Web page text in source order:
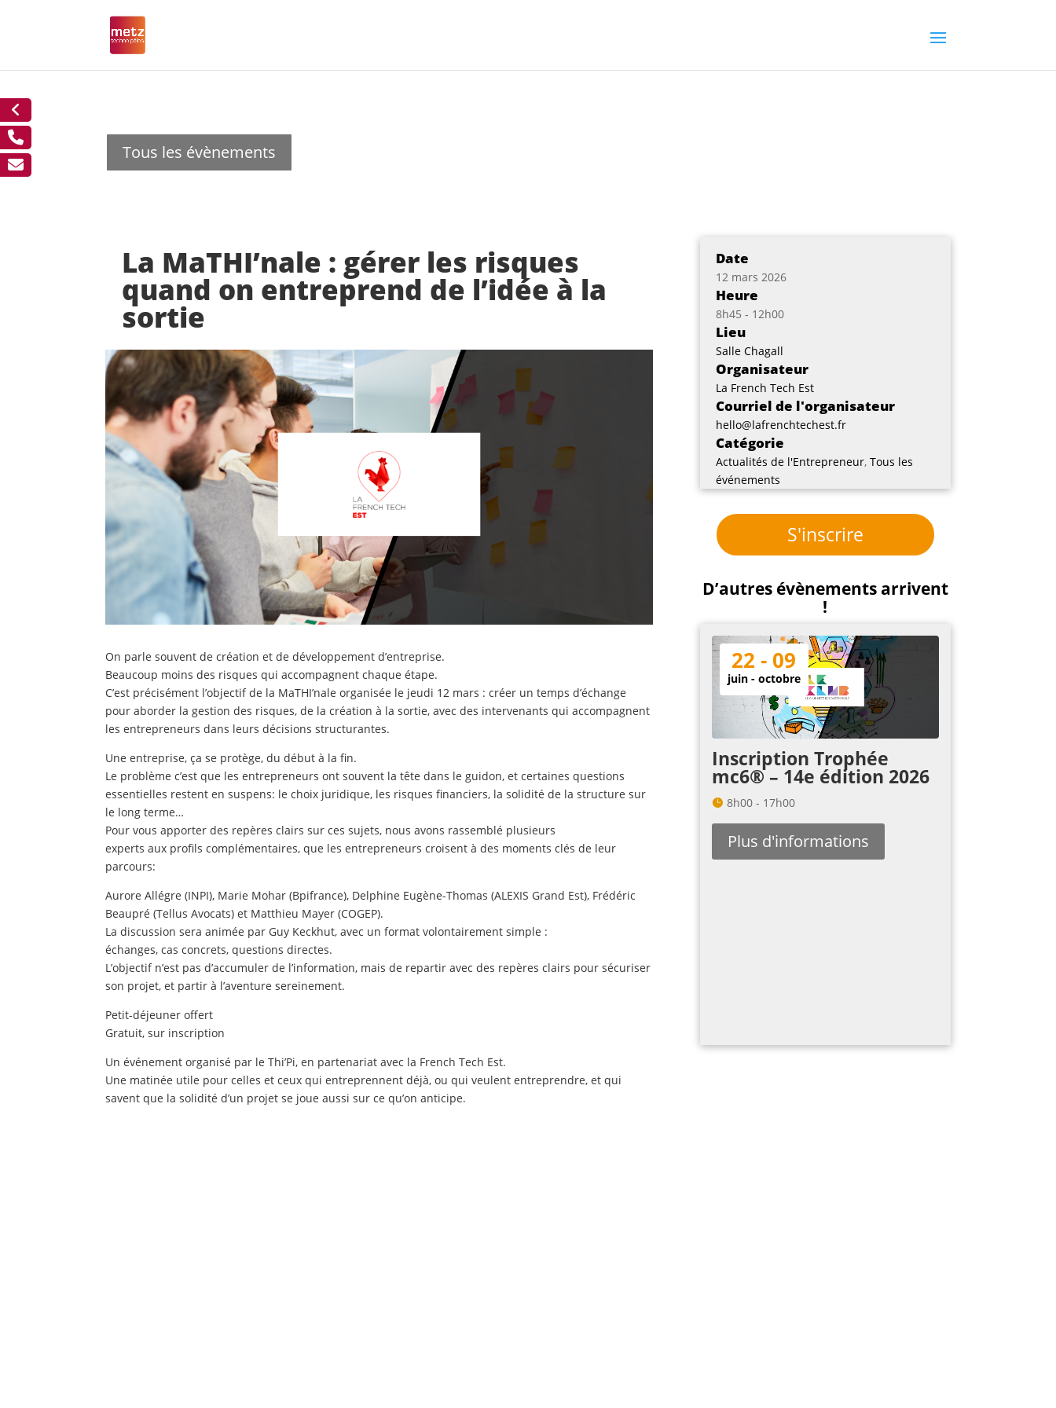
Tous les évènements
La MaTHI’nale : gérer les risques
quand on entreprend de l’idée à la
sortie
On parle souvent de création et de développement d’entreprise.
Beaucoup moins des risques qui accompagnent chaque étape.
C’est précisément l’objectif de la MaTHI’nale organisée le jeudi 12 mars : créer un temps d’échange
pour aborder la gestion des risques, de la création à la sortie, avec des intervenants qui accompagnent
les entrepreneurs dans leurs décisions structurantes.
Une entreprise, ça se protège, du début à la fin.
Le problème c’est que les entrepreneurs ont souvent la tête dans le guidon, et certaines questions
essentielles restent en suspens: le choix juridique, les risques financiers, la solidité de la structure sur
le long terme…
Pour vous apporter des repères clairs sur ces sujets, nous avons rassemblé plusieurs
experts aux profils complémentaires, que les entrepreneurs croisent à des moments clés de leur
parcours:
Aurore Allégre (INPI), Marie Mohar (Bpifrance), Delphine Eugène-Thomas (ALEXIS Grand Est), Frédéric
Beaupré (Tellus Avocats) et Matthieu Mayer (COGEP).
La discussion sera animée par Guy Keckhut, avec un format volontairement simple :
échanges, cas concrets, questions directes.
L’objectif n’est pas d’accumuler de l’information, mais de repartir avec des repères clairs pour sécuriser
son projet, et partir à l’aventure sereinement.
Petit-déjeuner offert
Gratuit, sur inscription
Un événement organisé par le Thi’Pi, en partenariat avec la French Tech Est.
Une matinée utile pour celles et ceux qui entreprennent déjà, ou qui veulent entreprendre, et qui
savent que la solidité d’un projet se joue aussi sur ce qu’on anticipe.
Date
12 mars 2026
Heure
8h45 - 12h00
Lieu
Salle Chagall
Organisateur
La French Tech Est
Courriel de l'organisateur
hello@lafrenchtechest.fr
Catégorie
Actualités de l'Entrepreneur, Tous les
événements
S'inscrire
D’autres évènements arrivent
!
22 - 09
juin - octobre
Inscription Trophée
mc6® – 14e édition 2026
8h00 - 17h00
Plus d'informations